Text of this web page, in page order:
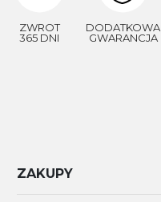
ZWROT
365 DNI
DODATKOWA
GWARANCJA
ZAKUPY